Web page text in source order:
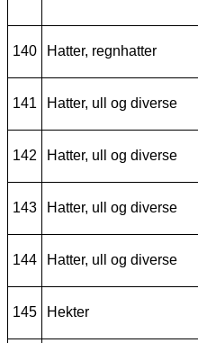
140 Hatter, regnhatter
141 Hatter, ull og diverse
142 Hatter, ull og diverse
143 Hatter, ull og diverse
144 Hatter, ull og diverse
145 Hekter